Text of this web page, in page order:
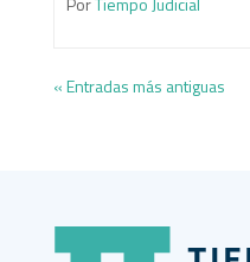
« Entradas más antiguas